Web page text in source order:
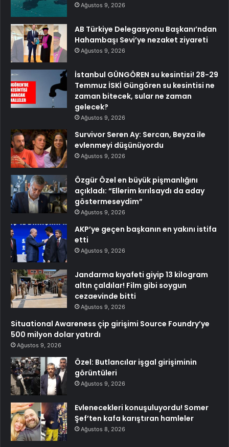
Ağustos 9, 2026
AB Türkiye Delegasyonu Başkanı’ndan
Hahambaşı Sevi’ye nezaket ziyareti
Ağustos 9, 2026
İstanbul GÜNGÖREN su kesintisi! 28-29
Temmuz İSKİ Güngören su kesintisi ne
zaman bitecek, sular ne zaman
gelecek?
Ağustos 9, 2026
Survivor Seren Ay: Sercan, Beyza ile
evlenmeyi düşünüyordu
Ağustos 9, 2026
Özgür Özel en büyük pişmanlığını
açıkladı: “Ellerim kırılsaydı da aday
göstermeseydim”
Ağustos 9, 2026
AKP’ye geçen başkanın en yakını istifa
etti
Ağustos 9, 2026
Jandarma kıyafeti giyip 13 kilogram
altın çaldılar! Film gibi soygun
cezaevinde bitti
Ağustos 9, 2026
Situational Awareness çip girişimi Source Foundry’ye
500 milyon dolar yatırdı
Ağustos 9, 2026
Özel: Butlancılar işgal girişiminin
görüntüleri
Ağustos 9, 2026
Evlenecekleri konuşuluyordu! Somer
Şef’ten kafa karıştıran hamleler
Ağustos 8, 2026